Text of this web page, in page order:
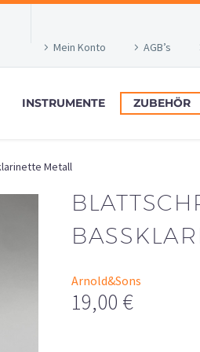
Mein Konto
AGB’s
INSTRUMENTE ZUBEHÖR
Metall
Arnold&Sons
19,00 €